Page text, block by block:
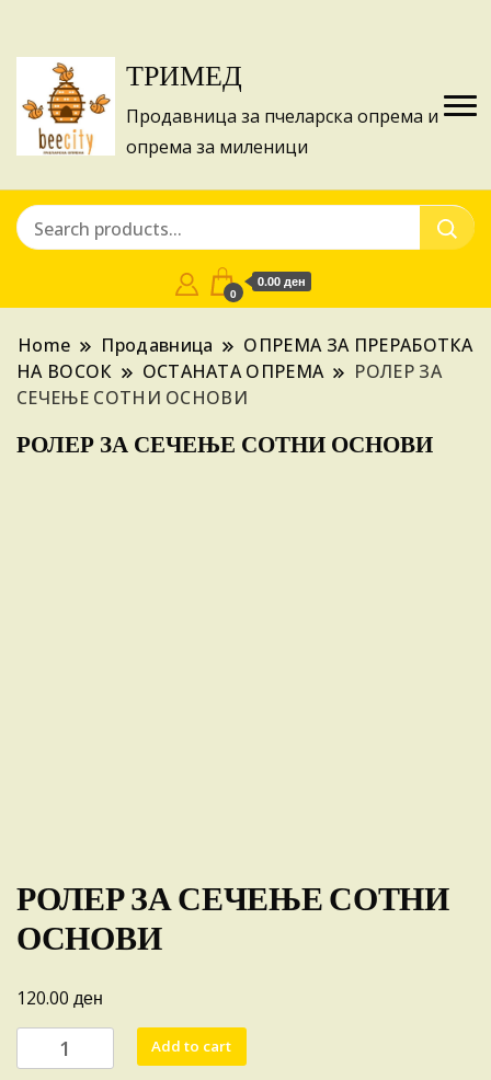
ТРИМЕД
Продавница за пчеларска опрема и
опрема за миленици
0
0.00 ден
Home Продавница
ОПРЕМА ЗА ПРЕРАБОТКА
НА ВОСОК
ОСТАНАТА ОПРЕМА
РОЛЕР ЗА
СЕЧЕЊЕ СОТНИ ОСНОВИ
РОЛЕР ЗА СЕЧЕЊЕ СОТНИ ОСНОВИ
РОЛЕР ЗА СЕЧЕЊЕ СОТНИ
ОСНОВИ
120.00 ден
РОЛЕР
ЗА
Add to cart